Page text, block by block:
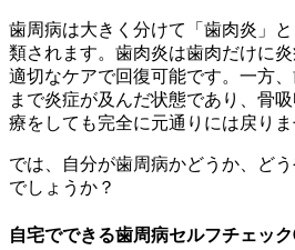
歯周病は大きく分けて「歯肉炎」
類されます。歯肉炎は歯肉だけに炎
適切なケアで回復可能です。一方
まで炎症が及んだ状態であり、骨
療をしても完全に元通りには戻りま
では、自分が歯周病かどうか、ど
でしょうか？
自宅でできる歯周病セルフチェッ